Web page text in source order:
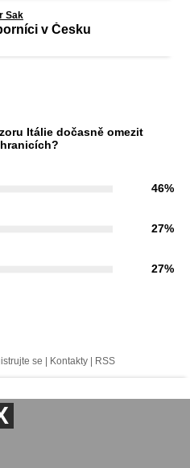
Sak
v Česku
Itálie dočasně omezit
46%
27%
27%
se | Kontakty | RSS